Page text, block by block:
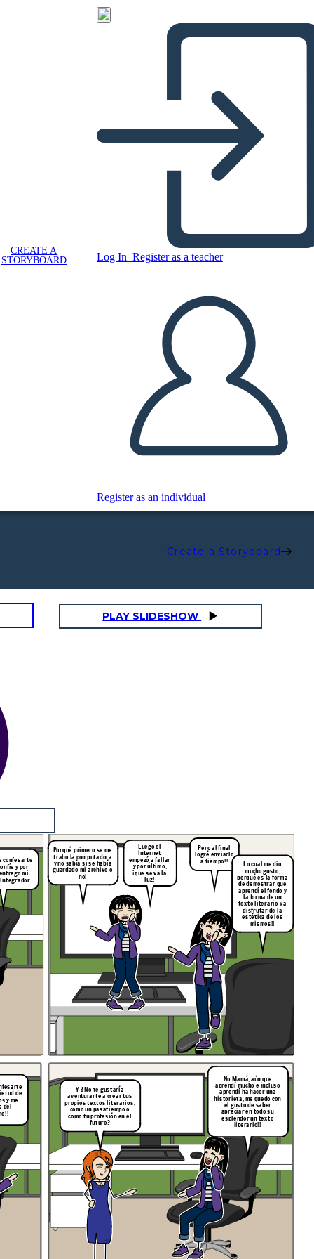
CREATE A
STORYBOARD
Log In Register as a teacher
Register as an individual
Create a Storyboard
PLAY SLIDESHOW
confesarte
y por
mi
Porqué primero se me
trabo la computadora
y no sabía si se había
guardado mi archivo o
no!
Luego el
Internet
empezó a fallar
y por último,
¡que se va la
luz!
Pero al final
logré enviarlo
a tiempo!! Lo cual me dio
mucho gusto,
porqué es la forma
de demostrar que
aprendí el fondo y
la forma de un
texto literario y a
disfrutar de la
estética de los
mismos!!
de
y me
del
Y ¿ No te gustaría
aventurarte a crear tus
propios textos literarios,
como un pasatiempo o
como tu profesión en el
futuro?
No Mamá, aún que
aprendí mucho e incluso
aprendí ha hacer una
historieta, me quedo con
el gusto de saber
apreciar en todo su
esplendor un texto
literario!!